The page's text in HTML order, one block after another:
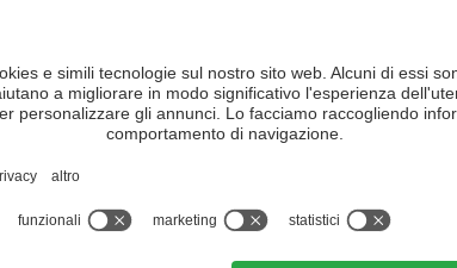
alta via.
percorso dovrebbero avere una certaesperienza di
qui di seguito descritto si può ovviamente variare in
solo tappe singole.
h di cammino, km 7,9
Franz Kostner – ca. 5 h di cammino, km 7,7